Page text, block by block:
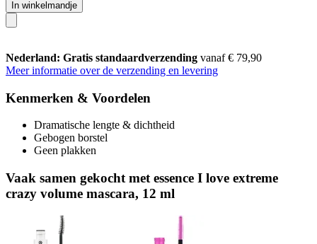
In winkelmandje
Nederland: Gratis standaardverzending vanaf € 79,90
Meer informatie over de verzending en levering
Kenmerken & Voordelen
Dramatische lengte & dichtheid
Gebogen borstel
Geen plakken
Vaak samen gekocht met essence I love extreme
crazy volume mascara, 12 ml